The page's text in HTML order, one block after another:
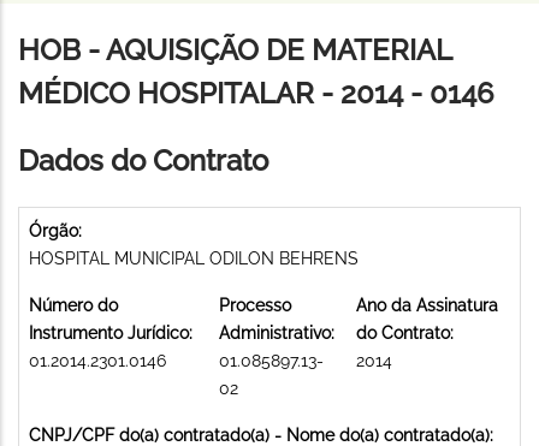
navegação
HOB - AQUISIÇÃO DE MATERIAL
MÉDICO HOSPITALAR - 2014 - 0146
Dados do Contrato
Órgão:
HOSPITAL MUNICIPAL ODILON BEHRENS
Número do
Instrumento Jurídico:
01.2014.2301.0146
Processo
Administrativo:
01.085897.13-
02
Ano da Assinatura
do Contrato:
2014
CNPJ/CPF do(a) contratado(a) - Nome do(a) contratado(a):